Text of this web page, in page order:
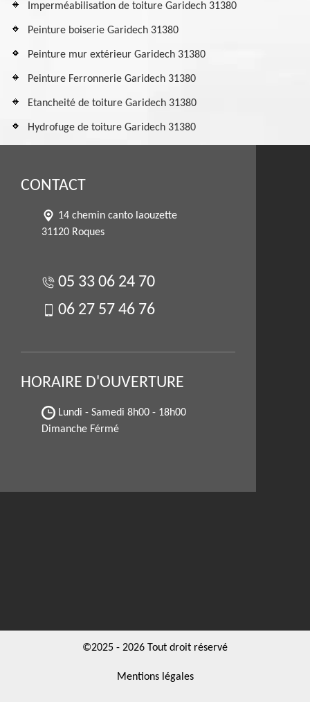
Imperméabilisation de toiture Garidech 31380
Peinture boiserie Garidech 31380
Peinture mur extérieur Garidech 31380
Peinture Ferronnerie Garidech 31380
Etancheité de toiture Garidech 31380
Hydrofuge de toiture Garidech 31380
CONTACT
14 chemin canto laouzette
31120 Roques
05 33 06 24 70
06 27 57 46 76
HORAIRE D'OUVERTURE
Lundi - Samedi 8h00 - 18h00
Dimanche Férmé
©2025 - 2026 Tout droit réservé
Mentions légales